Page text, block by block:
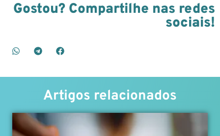
Gostou? Compartilhe nas redes
sociais!
Artigos relacionados